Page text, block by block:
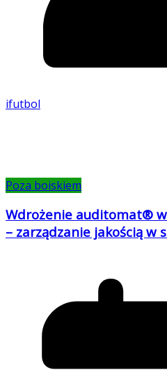
ifutbol
Poza boiskiem
Wdrożenie auditomat®
– zarządzanie jakością w